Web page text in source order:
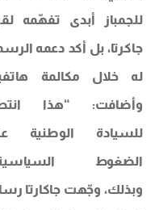
للجمباز أبدى تفهّمه لقرار
جاكرتا، بل أكد دعمه الرسمي
له خلال مكالمة هاتفية،
وأضافت: “هذا انتصار
للسيادة الوطنية على
الضغوط السياسية”.
وبذلك، وجّهت جاكارتا رسالة